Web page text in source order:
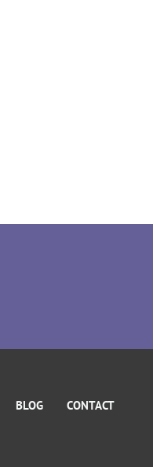
BLOG CONTACT